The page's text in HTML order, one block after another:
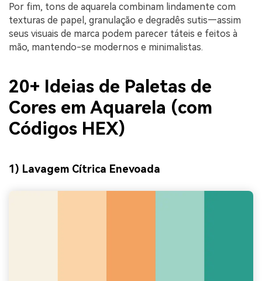
Por fim, tons de aquarela combinam lindamente com
texturas de papel, granulação e degradês sutis—assim
seus visuais de marca podem parecer táteis e feitos à
mão, mantendo-se modernos e minimalistas.
20+ Ideias de Paletas de
Cores em Aquarela (com
Códigos HEX)
1) Lavagem Cítrica Enevoada